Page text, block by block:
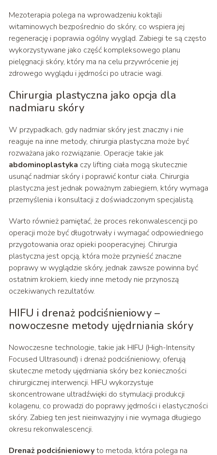
Mezoterapia polega na wprowadzeniu koktajli
witaminowych bezpośrednio do skóry, co wspiera jej
regenerację i poprawia ogólny wygląd. Zabiegi te są często
wykorzystywane jako część kompleksowego planu
pielęgnacji skóry, który ma na celu przywrócenie jej
zdrowego wyglądu i jędrności po utracie wagi.
Chirurgia plastyczna jako opcja dla
nadmiaru skóry
W przypadkach, gdy nadmiar skóry jest znaczny i nie
reaguje na inne metody, chirurgia plastyczna może być
rozważana jako rozwiązanie. Operacje takie jak
abdominoplastyka czy lifting ciała mogą skutecznie
usunąć nadmiar skóry i poprawić kontur ciała. Chirurgia
plastyczna jest jednak poważnym zabiegiem, który wymaga
przemyślenia i konsultacji z doświadczonym specjalistą.
Warto również pamiętać, że proces rekonwalescencji po
operacji może być długotrwały i wymagać odpowiedniego
przygotowania oraz opieki pooperacyjnej. Chirurgia
plastyczna jest opcją, która może przynieść znaczne
poprawy w wyglądzie skóry, jednak zawsze powinna być
ostatnim krokiem, kiedy inne metody nie przynoszą
oczekiwanych rezultatów.
HIFU i drenaż podciśnieniowy –
nowoczesne metody ujędrniania skóry
Nowoczesne technologie, takie jak HIFU (High-Intensity
Focused Ultrasound) i drenaż podciśnieniowy, oferują
skuteczne metody ujędrniania skóry bez konieczności
chirurgicznej interwencji. HIFU wykorzystuje
skoncentrowane ultradźwięki do stymulacji produkcji
kolagenu, co prowadzi do poprawy jędrności i elastyczności
skóry. Zabieg ten jest nieinwazyjny i nie wymaga długiego
okresu rekonwalescencji.
Drenaż podciśnieniowyto metoda, która polega na